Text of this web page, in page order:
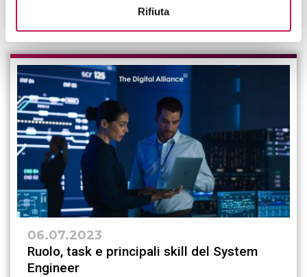
Rifiuta
06.07.2023
Ruolo, task e principali skill del System
Engineer